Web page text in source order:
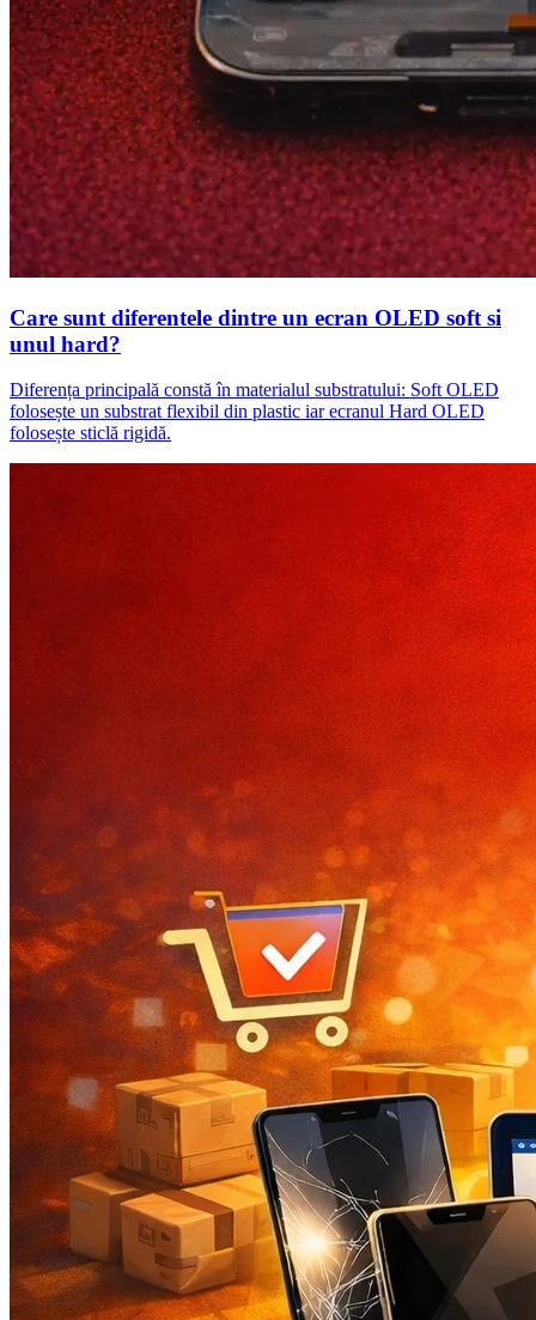
Care sunt diferentele dintre un ecran OLED soft si
unul hard?
Diferența principală constă în materialul substratului: Soft OLED
folosește un substrat flexibil din plastic iar ecranul Hard OLED
folosește sticlă rigidă.